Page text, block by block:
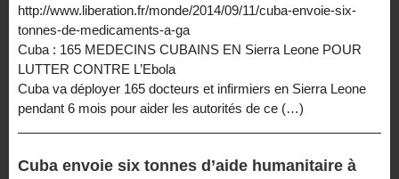
http://www.liberation.fr/monde/2014/09/11/cuba-envoie-six-
tonnes-de-medicaments-a-ga
Cuba : 165 MEDECINS CUBAINS EN Sierra Leone POUR
LUTTER CONTRE L’Ebola
Cuba va déployer 165 docteurs et infirmiers en Sierra Leone
pendant 6 mois pour aider les autorités de ce (…)
Cuba envoie six tonnes d’aide humanitaire à